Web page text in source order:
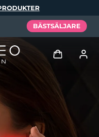
BÄSTSÄLJARE
Logga in
Användarprofil
Español